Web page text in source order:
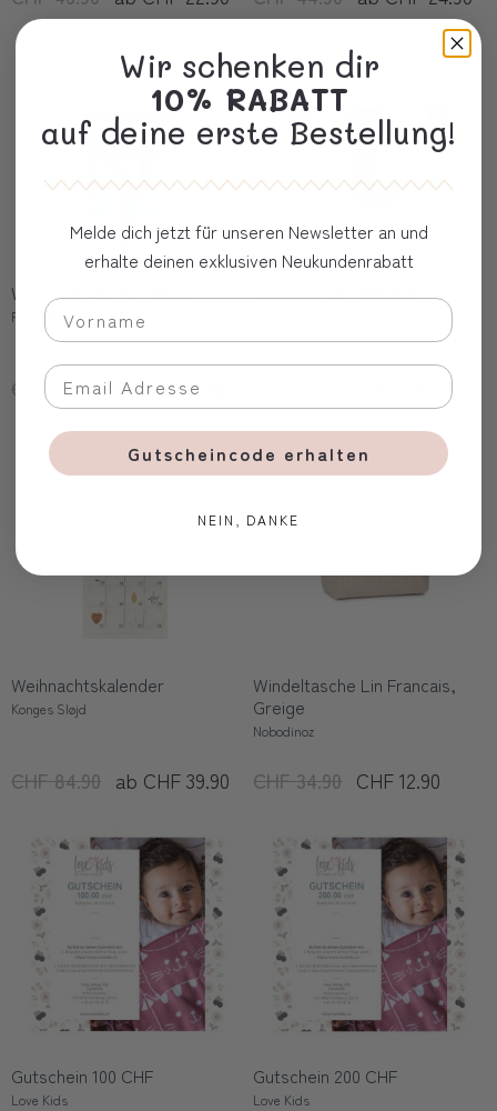
Wand-Organizer Elefant
Roommate
CHF 24.90 ab CHF 12.90
Waschlappen Elefant
Weihnachtskalender
Konges Sløjd
CHF 84.90 ab CHF 39.90
Windeltasche Lin Francais,
Greige
Nobodinoz
CHF 34.90 CHF 12.90
Gutschein 100 CHF
Love Kids
Gutschein 200 CHF
Love Kids
Wir schenken dir
10% RABATT
auf deine erste Bestellung!
Melde dich jetzt für unseren Newsletter an und
erhalte deinen exklusiven Neukundenrabatt
Gutscheincode erhalten
NEIN, DANKE